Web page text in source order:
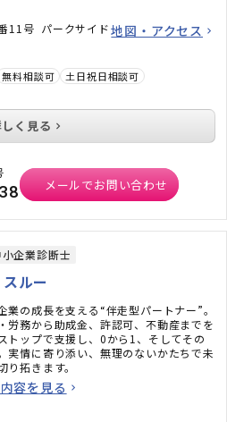
11号 パークサイド地図・アクセス
無料相談可
土日祝日相談可
く見る
メールでお問い合わせ
企業診断士
ルー
業の成長を支える“伴走型パートナー”。
労務から助成金、許認可、不動産までを
トップで支援し、0から1、そしてその
実情に寄り添い、無理のないかたちで未
り拓きます。
容を見る